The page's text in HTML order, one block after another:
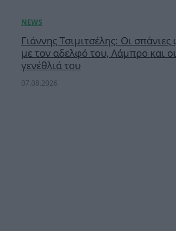
Γιάννης Τσιμιτσέλης: Οι
με τον αδελφό του, Λάμπρο και
γενέθλιά του
07.08.2026